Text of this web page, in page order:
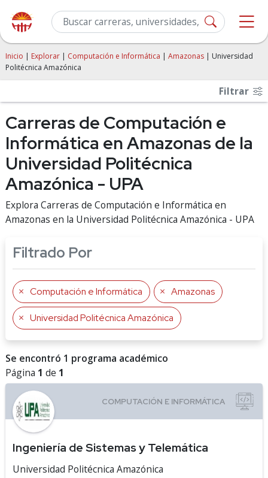
Inicio | Explorar | Computación e Informática | Amazonas | Universidad
Politécnica Amazónica
Filtrar
Carreras de Computación e
Informática en Amazonas de la
Universidad Politécnica
Amazónica - UPA
Explora Carreras de Computación e Informática en
Amazonas en la Universidad Politécnica Amazónica - UPA
Filtrado Por
Computación e Informática Amazonas
Universidad Politécnica Amazónica
Se encontró 1 programa académico
Página 1 de 1
Ingeniería de Sistemas y Telemática
Universidad Politécnica Amazónica